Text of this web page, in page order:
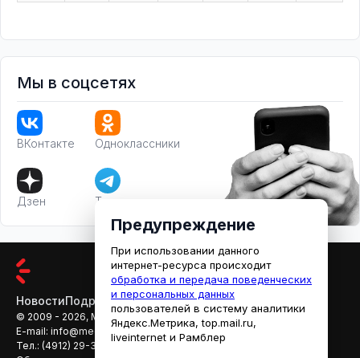
Мы в соцсетях
ВКонтакте Одноклассники
Дзен Телеграм
НовостиПодробностиАфишаКино
© 2009 - 2026, МЕДИАРЯЗАНЬ
E-mail: info@mediaryazan.ru
reklama@mediaryazan.ru
Тел.: (4912) 29-33-66
Предупреждение
При использовании данного
интернет-ресурса происходит
обработка и передача поведенческих
и персональных данных
пользователей в систему аналитики
Яндекс.Метрика, top.mail.ru,
liveinternet и Рамблер